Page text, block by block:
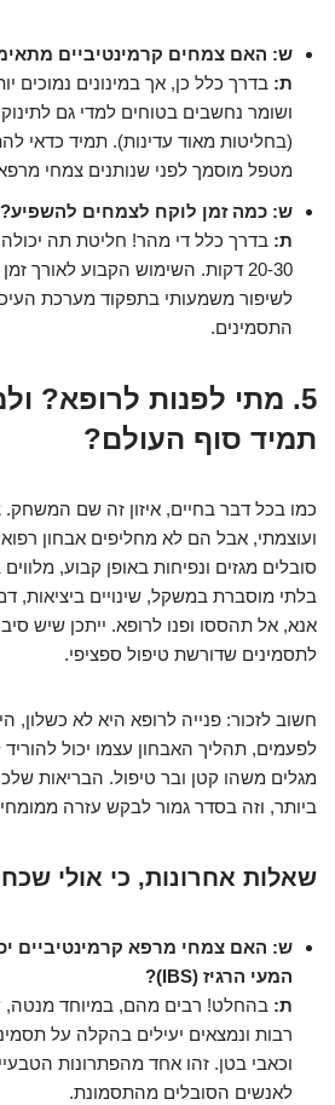
ש: האם צמחים קרמינטיביים
ת: בדרך כלל כן, אך במינונים נמוכים
ושומר נחשבים בטוחים למדי גם
(בחליטות מאוד עדינות). תמיד כדאי
מטפל מוסמך לפני שנותנים צמחי
ש: כמה זמן לוקח לצמחים להשפיע?
ת: בדרך כלל די מהר! חליטת תה
20-30 דקות. השימוש הקבוע לאורך
לשיפור משמעותי בתפקוד מערכת
התסמינים.
5. מתי לפנות לרופא?
תמיד סוף העולם?
כמו בכל דבר בחיים, איזון זה שם
ועוצמתי, אבל הם לא מחליפים אבחון
סובלים מגזים ונפיחות באופן קבוע,
בלתי מוסברת במשקל, שינויים ביציאות,
אנא, אל תהססו ופנו לרופא. ייתכן שיש
לתסמינים שדורשת טיפול ספציפי.
חשוב לזכור: פנייה לרופא היא לא כשלון,
לפעמים, תהליך האבחון עצמו יכול
מגלים משהו קטן ובר טיפול. הבריאות
ביותר, וזה בסדר גמור לבקש עזרה
שאלות אחרונות, כי אולי
ש: האם צמחי מרפא קרמינטיביים
המעי הרגיז (IBS)?
ת: בהחלט! רבים מהם, במיוחד מנטה,
וכאבי בטן. זהו אחד מהפתרונות
לאנשים הסובלים מהתסמונת.